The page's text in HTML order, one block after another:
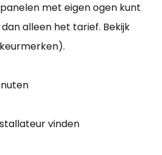
met eigen ogen kunt
alleen het tarief. Bekijk
vinden